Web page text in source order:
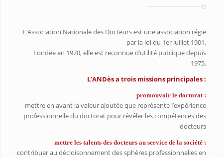
L’Association Nationale des Docteurs est une association régie
par la loi du 1er juillet 1901.
Fondée en 1970, elle est reconnue d’utilité publique depuis
1975.
L’ANDès a trois missions principales :
promouvoir le doctorat :
mettre en avant la valeur ajoutée que représente l’expérience
professionnelle du doctorat pour révéler les compétences des
docteurs
mettre les talents des docteurs au service de la société :
contribuer au décloisonnement des sphères professionnelles en